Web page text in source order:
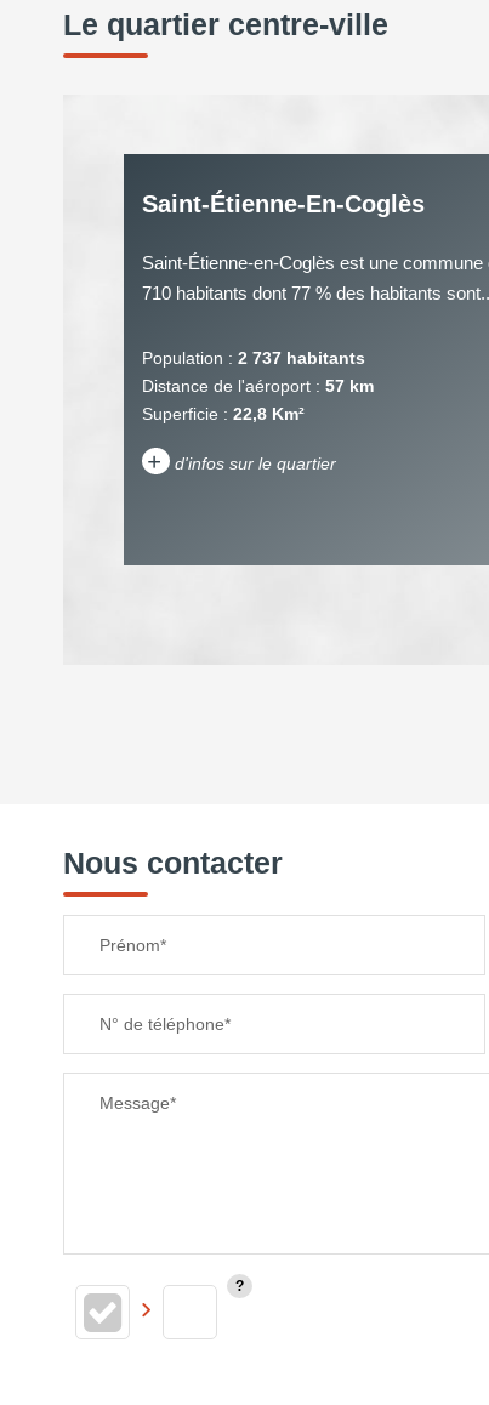
Le quartier centre-ville
Saint-Étienne-En-Coglès
Saint-Étienne-en-Coglès est une commune
710 habitants dont 77 % des habitants
Population : 2 737 habitants
Distance de l'aéroport : 57 km
Superficie : 22,8 Km²
+ d'infos sur le quartier
TAXE FONCIÈRE
RESTAURANTS ET CAFÉS
Nous contacter
Prénom*
N° de téléphone*
Message*